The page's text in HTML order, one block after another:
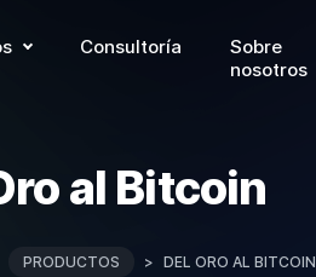
Consultoría
Sobre
nosotros
al Bitcoin
PRODUCTOS > DEL ORO AL BITCOIN